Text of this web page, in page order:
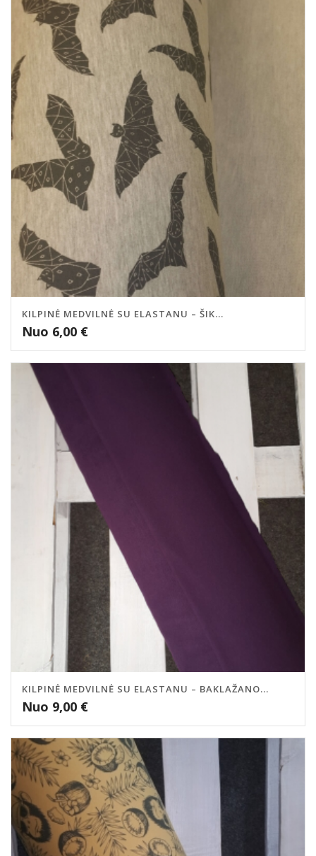
KILPINĖ MEDVILNĖ SU ELASTANU – ŠIK...
Nuo 6,00 €
KILPINĖ MEDVILNĖ SU ELASTANU – BAKLAŽANO...
Nuo 9,00 €